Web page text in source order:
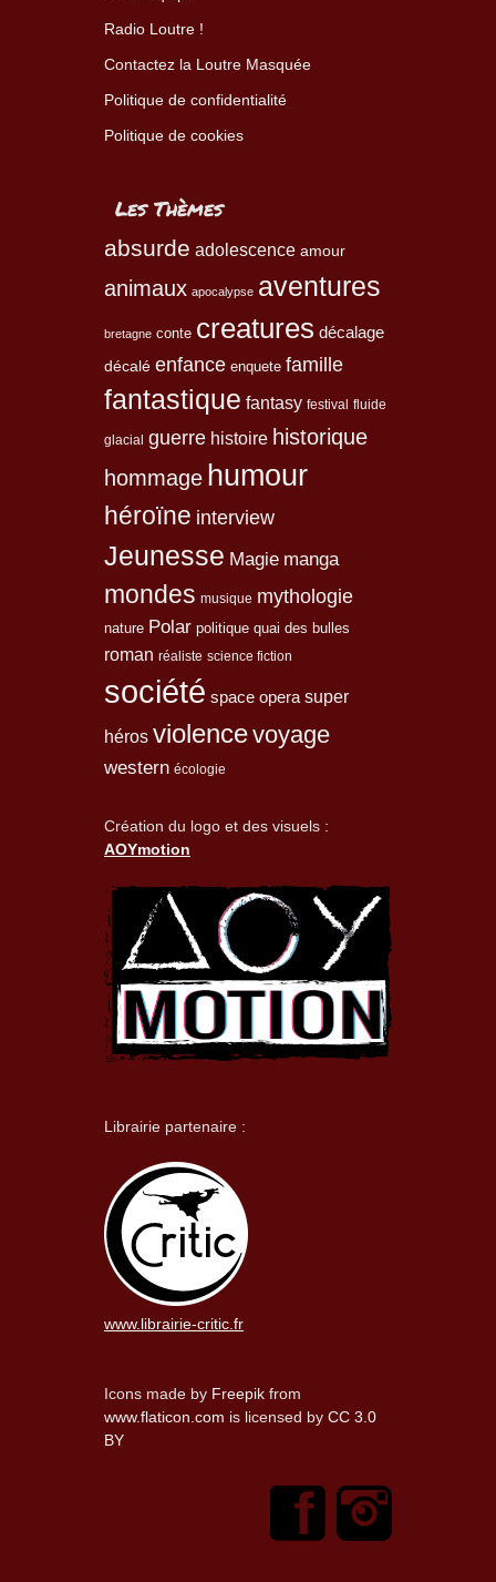
Radio Loutre !
Contactez la Loutre Masquée
Politique de confidentialité
Politique de cookies
Les Thèmes
absurde adolescence amour
animaux apocalypse aventures
bretagne conte creatures décalage
décalé enfance enquete famille
fantastique fantasy festival fluide
glacial guerre histoire historique
hommage humour
héroïne interview
Jeunesse Magie manga
mondes musique mythologie
nature Polar politique quai des bulles
roman réaliste science fiction
société space opera super
héros violencevoyage
western écologie
Création du logo et des visuels :
AOYmotion
Librairie partenaire :
www.librairie-critic.fr
Icons made by Freepik from
www.flaticon.com is licensed by CC 3.0
BY